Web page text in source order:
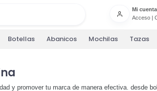
Mi cuenta
Acceso|
Botellas Abanicos Mochilas Tazas
y promover tu marca de manera efectiva. desde